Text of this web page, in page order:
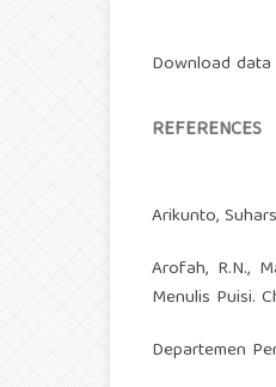
Download
REFERENCES
Arikunto,
Arofah, R.N.,
Menulis Puisi.
Departemen